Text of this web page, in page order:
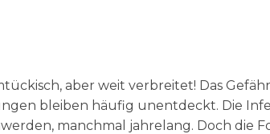
aber weit verbreitet! Das
bleiben häufig unentdeckt. Die
manchmal jahrelang. Doch die